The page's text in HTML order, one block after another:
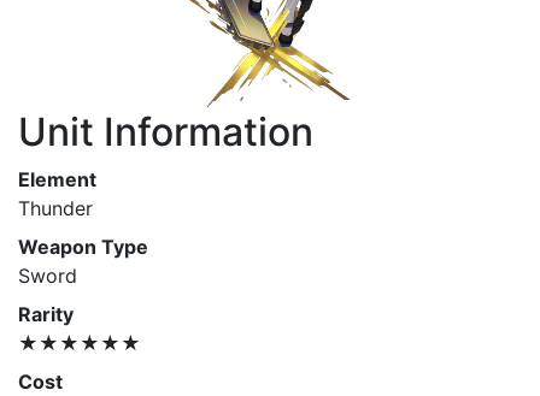
Unit Information
Element
Thunder
Weapon Type
Sword
Rarity
★★★★★★
Cost